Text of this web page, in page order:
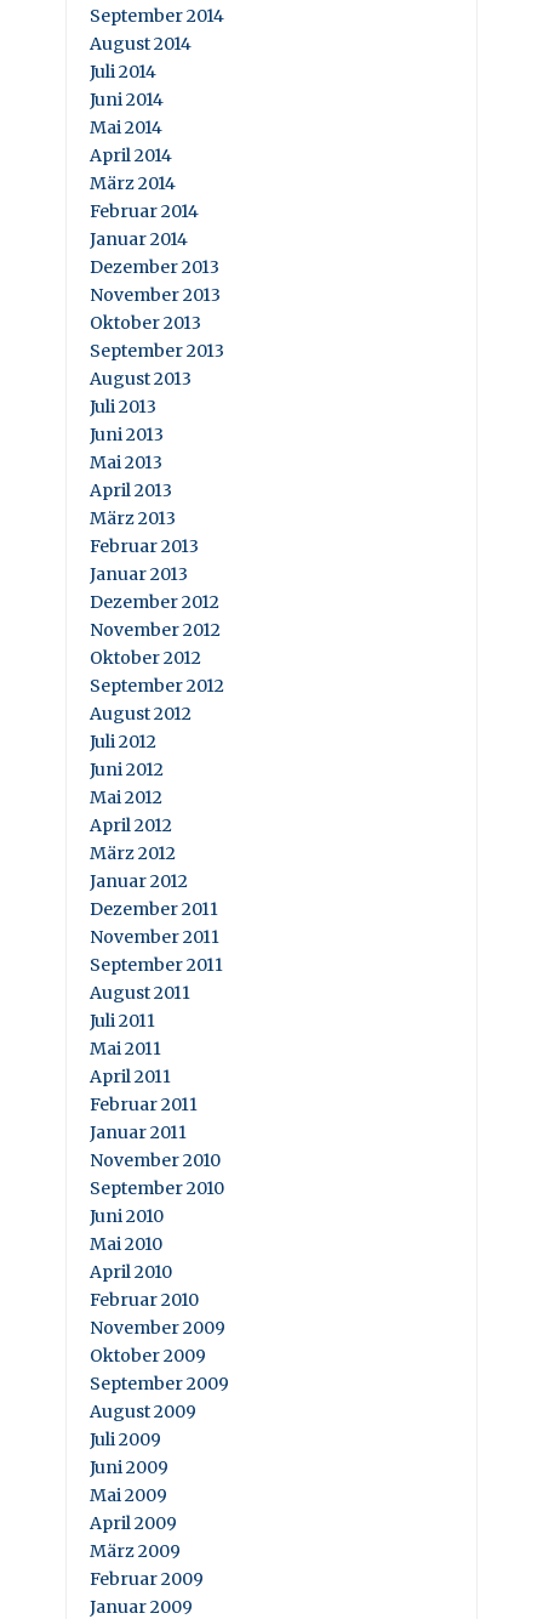
September 2014
August 2014
Juli 2014
Juni 2014
Mai 2014
April 2014
März 2014
Februar 2014
Januar 2014
Dezember 2013
November 2013
Oktober 2013
September 2013
August 2013
Juli 2013
Juni 2013
Mai 2013
April 2013
März 2013
Februar 2013
Januar 2013
Dezember 2012
November 2012
Oktober 2012
September 2012
August 2012
Juli 2012
Juni 2012
Mai 2012
April 2012
März 2012
Januar 2012
Dezember 2011
November 2011
September 2011
August 2011
Juli 2011
Mai 2011
April 2011
Februar 2011
Januar 2011
November 2010
September 2010
Juni 2010
Mai 2010
April 2010
Februar 2010
November 2009
Oktober 2009
September 2009
August 2009
Juli 2009
Juni 2009
Mai 2009
April 2009
März 2009
Februar 2009
Januar 2009